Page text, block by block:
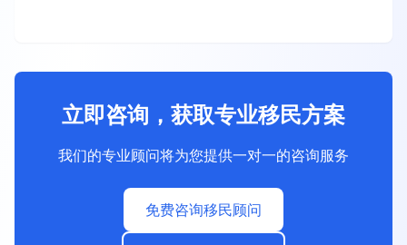
立即咨询，获取专业移民方案
我们的专业顾问将为您提供一对一的咨询服务
免费咨询移民顾问